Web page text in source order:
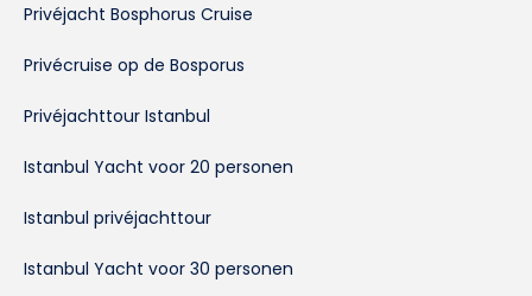
Privéjacht Bosphorus Cruise
Privécruise op de Bosporus
Privéjachttour Istanbul
Istanbul Yacht voor 20 personen
Istanbul privéjachttour
Istanbul Yacht voor 30 personen